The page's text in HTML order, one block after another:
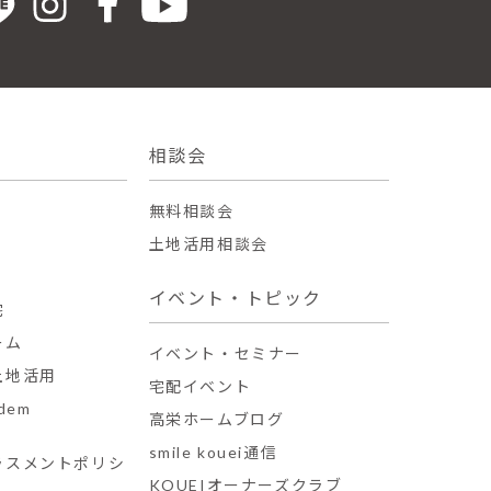
活用
メントポリシ
相談会
無料相談会
土地活用相談会
イベント・トピック
イベント・セミナー
宅配イベント
高栄ホームブログ
smile kouei通信
KOUEIオーナーズクラブ